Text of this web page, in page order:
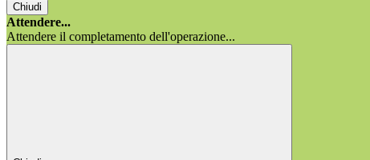
Chiudi
Attendere...
Attendere il completamento dell'operazione...